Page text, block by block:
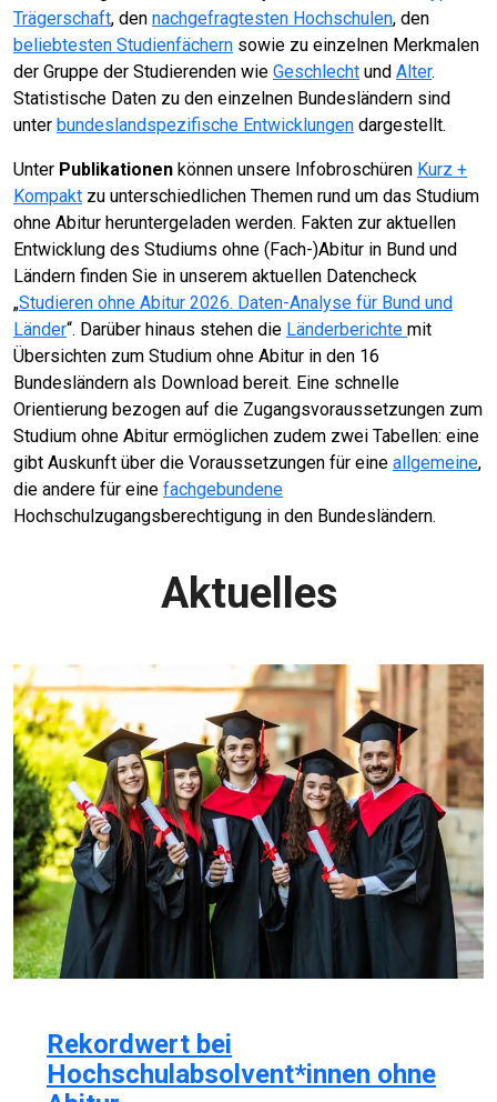
Trägerschaft, den nachgefragtesten Hochschulen, den
beliebtesten Studienfächern sowie zu einzelnen Merkmalen
der Gruppe der Studierenden wie Geschlecht und Alter.
Statistische Daten zu den einzelnen Bundesländern sind
unter bundeslandspezifische Entwicklungen dargestellt.
Unter Publikationen können unsere Infobroschüren Kurz +
Kompakt zu unterschiedlichen Themen rund um das Studium
ohne Abitur heruntergeladen werden. Fakten zur aktuellen
Entwicklung des Studiums ohne (Fach-)Abitur in Bund und
Ländern finden Sie in unserem aktuellen Datencheck
„Studieren ohne Abitur 2026. Daten-Analyse für Bund und
Länder“. Darüber hinaus stehen die Länderberichte mit
Übersichten zum Studium ohne Abitur in den 16
Bundesländern als Download bereit. Eine schnelle
Orientierung bezogen auf die Zugangsvoraussetzungen zum
Studium ohne Abitur ermöglichen zudem zwei Tabellen: eine
gibt Auskunft über die Voraussetzungen für eine allgemeine,
die andere für eine fachgebundene
Hochschulzugangsberechtigung in den Bundesländern.
Aktuelles
Rekordwert bei
Hochschulabsolvent*innen ohne